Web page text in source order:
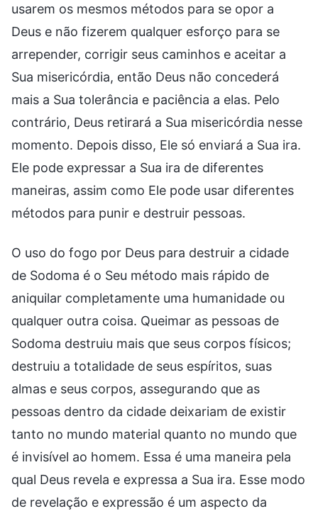
usarem os mesmos métodos para se opor a
Deus e não fizerem qualquer esforço para se
arrepender, corrigir seus caminhos e aceitar a
Sua misericórdia, então Deus não concederá
mais a Sua tolerância e paciência a elas. Pelo
contrário, Deus retirará a Sua misericórdia nesse
momento. Depois disso, Ele só enviará a Sua ira.
Ele pode expressar a Sua ira de diferentes
maneiras, assim como Ele pode usar diferentes
métodos para punir e destruir pessoas.
O uso do fogo por Deus para destruir a cidade
de Sodoma é o Seu método mais rápido de
aniquilar completamente uma humanidade ou
qualquer outra coisa. Queimar as pessoas de
Sodoma destruiu mais que seus corpos físicos;
destruiu a totalidade de seus espíritos, suas
almas e seus corpos, assegurando que as
pessoas dentro da cidade deixariam de existir
tanto no mundo material quanto no mundo que
é invisível ao homem. Essa é uma maneira pela
qual Deus revela e expressa a Sua ira. Esse modo
de revelação e expressão é um aspecto da